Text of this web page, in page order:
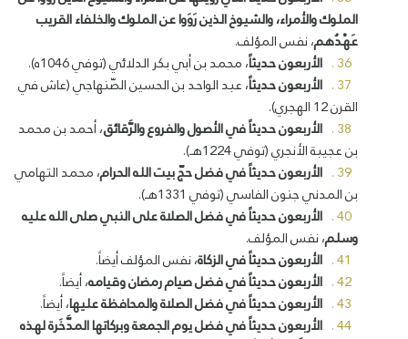
الملوك والأمراء، والشيوخ الذين رَوَوا عن الملوك والخلفاء القريب
عَهْدُهم، نفس المؤلف.
الأربعون حديثاً، محمد بن أبي بكر الدلائي (توفي 1046ه).
الأربعون حديثاً، عبد الواحد بن الحسين الصّنهاجي (عاش في
القرن 12 الهجري).
الأربعون حديثاً في الأصول والفروع والرَّقائق، أحمد بن محمد
بن عجيبة الأنجري (توفي 1224هـ).
الأربعون حديثاً في فضل حجّ بيت الله الحرام، محمد التهامي
بن المدني جنون الفاسي (توفي 1331هـ).
الأربعون حديثاً في فضل الصلاة على النبي صلى الله عليه
وسلم، نفس المؤلف.
الأربعون حديثاً في الزكاة، نفس المؤلف أيضاً.
الأربعون حديثاً في فضل صيام رمضان وقيامه، أيضاً.
الأربعون حديثاً في فضل الصلاة والمحافظة عليها، أيضاً.
الأربعون حديثاً في فضل يوم الجمعة وبركاتها المدَّخَرة لهذه